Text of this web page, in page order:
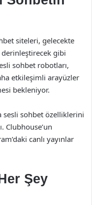
siteleri, gelecekte
derinleştirecek gibi
sohbet robotları,
etkileşimli arayüzler
bekleniyor.
sesli sohbet özelliklerini
Clubhouse’un
canlı yayınlar
Şey